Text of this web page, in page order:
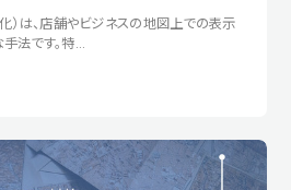
）は、店舗やビジネスの地図上での表示
法です。特…